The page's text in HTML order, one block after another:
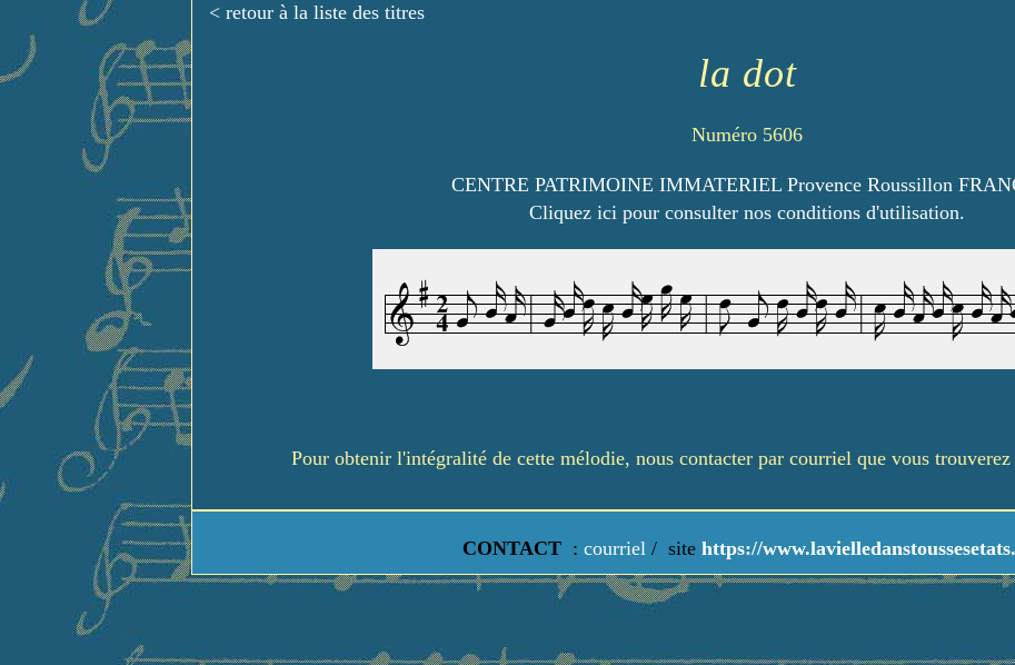
< retour à la liste des titres
la dot
Numéro 5606
CENTRE PATRIMOINE IMMATERIEL Provence Roussillon
Cliquez ici pour consulter nos conditions d'utilisation.
Pour obtenir l'intégralité de cette mélodie, nous contacter par courriel que vous trouverez
CONTACT : courriel / site https://